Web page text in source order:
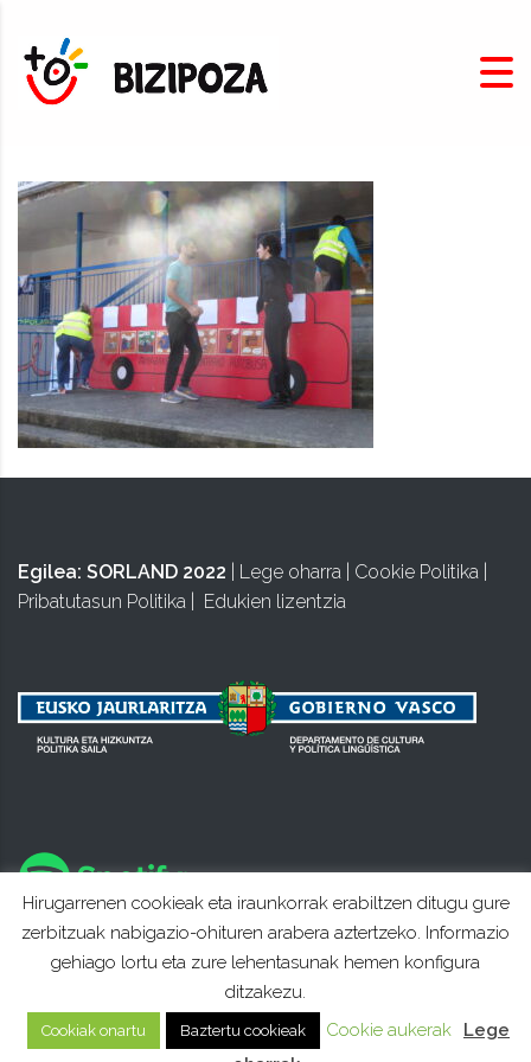
Egilea: SORLAND 2022 Lege oharra Cookie Politika
Pribatutasun Politika
Edukien lizentzia
Hirugarrenen cookieak eta iraunkorrak erabiltzen ditugu gure
zerbitzuak nabigazio-ohituren arabera aztertzeko. Informazio
gehiago lortu eta zure lehentasunak hemen konfigura
ditzakezu.
Cookiak onartu Baztertu cookieak Cookie aukerak
Lege